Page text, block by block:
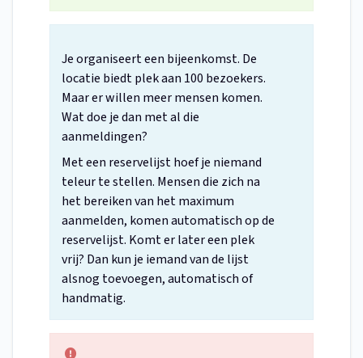
Je organiseert een bijeenkomst. De
locatie biedt plek aan 100 bezoekers.
Maar er willen meer mensen komen.
Wat doe je dan met al die
aanmeldingen?
Met een reservelijst hoef je niemand
teleur te stellen. Mensen die zich na
het bereiken van het maximum
aanmelden, komen automatisch op de
reservelijst. Komt er later een plek
vrij? Dan kun je iemand van de lijst
alsnog toevoegen, automatisch of
handmatig.